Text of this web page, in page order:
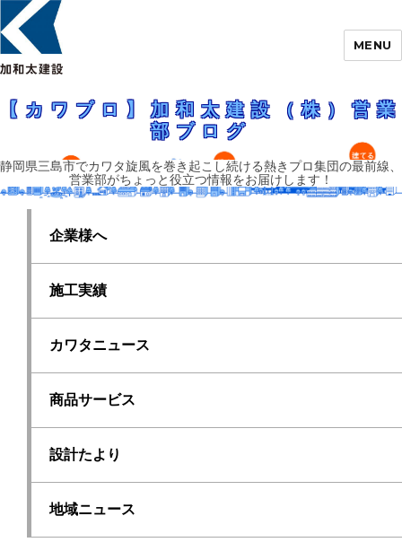
【カワブロ】加和太建設（株）営業部ブロ
グ
MENU
【カワブロ】加和太建設（株）営業
部ブログ
静岡県三島市でカワタ旋風を巻き起こし続ける熱きプロ集団の最前線、
営業部がちょっと役立つ情報をお届けします！
企業様へ
施工実績
カワタニュース
商品サービス
設計たより
地域ニュース